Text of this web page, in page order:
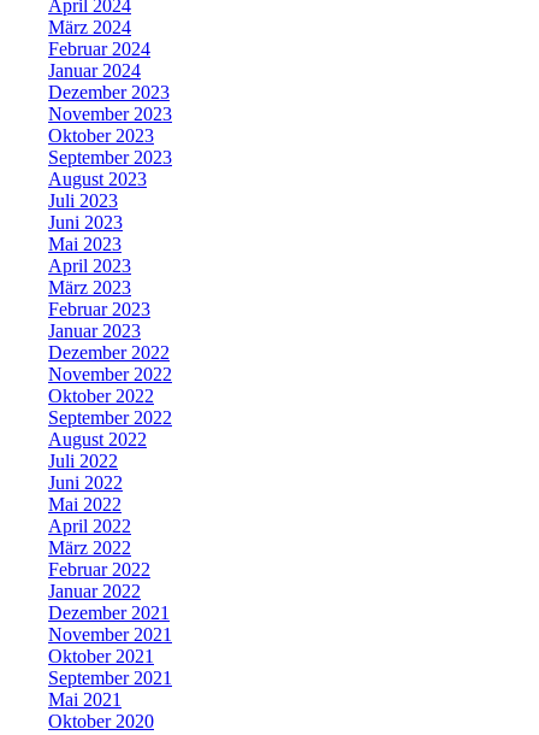
April 2024
März 2024
Februar 2024
Januar 2024
Dezember 2023
November 2023
Oktober 2023
September 2023
August 2023
Juli 2023
Juni 2023
Mai 2023
April 2023
März 2023
Februar 2023
Januar 2023
Dezember 2022
November 2022
Oktober 2022
September 2022
August 2022
Juli 2022
Juni 2022
Mai 2022
April 2022
März 2022
Februar 2022
Januar 2022
Dezember 2021
November 2021
Oktober 2021
September 2021
Mai 2021
Oktober 2020